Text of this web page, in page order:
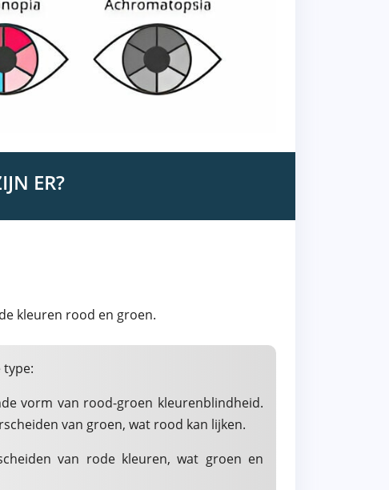
ER?
kleuren rood en groen.
vorm van rood-groen kleurenblindheid.
van groen, wat rood kan lijken.
van rode kleuren, wat groen en